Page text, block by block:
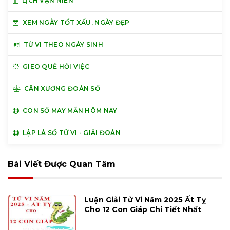
XEM NGÀY TỐT XẤU, NGÀY ĐẸP
TỬ VI THEO NGÀY SINH
GIEO QUẺ HỎI VIỆC
CÂN XƯƠNG ĐOÁN SỐ
CON SỐ MAY MẮN HÔM NAY
LẬP LÁ SỐ TỬ VI - GIẢI ĐOÁN
Bài Viết Được Quan Tâm
Luận Giải Tử Vi Năm 2025 Ất Tỵ
Cho 12 Con Giáp Chi Tiết Nhất